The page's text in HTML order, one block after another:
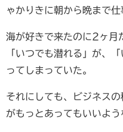
ゃかりきに朝から晩まで仕
海が好きで来たのに2ヶ月
「いつでも潜れる」が、
ってしまっていた。
それにしても、ビジネス
がもっとあってもいいよ